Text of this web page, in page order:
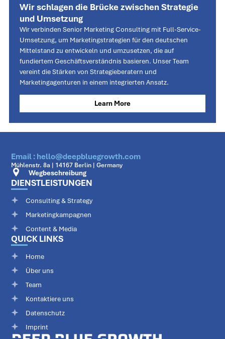
Wir schlagen die Brücke zwischen Strategie
und Umsetzung
Wir verbinden Senior Marketing Consulting mit Full-Service-
Umsetzung, um Marketingstrategien für den deutschen
Mittelstand zu entwickeln und umzusetzen, die auf
fundiertem Geschäftsverständnis basieren. Unser Team
vereint die Stärken von Strategieberatern und
Marketingagenturen in einem integrierten Ansatz.
Learn More
QUICK LINKS
Home
Über uns
Team
Kontaktiere uns
Datenschutz
Imprint
DIENSTLEISTUNGEN
Consulting & Strategy
Marketingkampagnen
Content & Media
Email : hello@deepbluegrowth.com
Mühlenstr. 8a | 14167 Berlin | Germany
Wegbeschreibung